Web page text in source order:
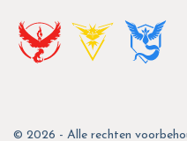
© 2026 - Alle rechten